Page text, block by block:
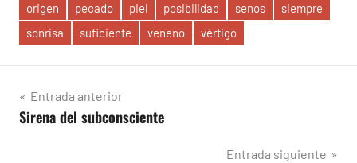
origen
pecado piel posibilidad senos
siempre
sonrisa
suficiente veneno vértigo
Navegación
de
Entrada anterior
Sirena del subconsciente
Entrada siguiente